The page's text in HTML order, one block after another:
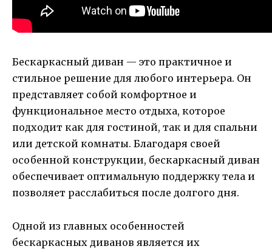
Бескаркасный диван — это практичное и
стильное решение для любого интерьера. Он
представляет собой комфортное и
функциональное место отдыха, которое
подходит как для гостиной, так и для спальни
или детской комнаты. Благодаря своей
особенной конструкции, бескаркасный диван
обеспечивает оптимальную поддержку тела и
позволяет расслабиться после долгого дня.
Одной из главных особенностей
бескаркасных диванов является их